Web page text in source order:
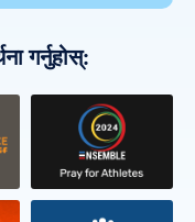
गर्नुहोस्: